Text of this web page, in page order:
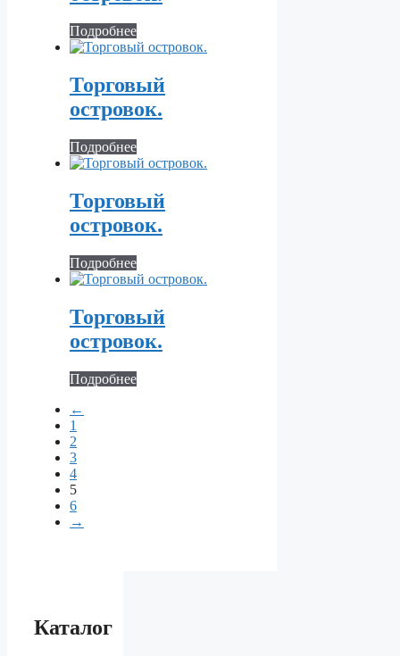
Подробнее
Торговый
островок.
Подробнее
Торговый
островок.
Подробнее
Торговый
островок.
Подробнее
←
1
2
3
4
5
6
→
Каталог